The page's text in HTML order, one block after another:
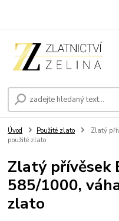
Úvod Použité zlato
Zlatý
použité zlato
Zlatý přívěsek
585/1000,
zlato